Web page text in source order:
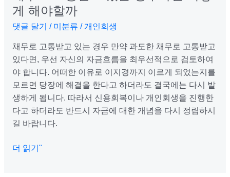
인
하
방
법
게 해야할까
댓글 달기 / 미분류 / 개인회생
채무로 고통받고 있는 경우 만약 과도한 채무로 고통받고
있다면, 우선 자신의 자금흐름을 최우선적으로 검토하여
야 합니다. 어떠한 이유로 이지경까지 이르게 되었는지를
모르면 당장에 해결을 한다고 하더라도 결국에는 다시 발
생하게 됩니다. 따라서 신용회복이나 개인회생을 진행한
다고 하더라도 반드시 자금에 대한 개념을 다시 정립하시
길 바랍니다.
무
고
통
받
고
있
는
경
우
면
더 읽기"